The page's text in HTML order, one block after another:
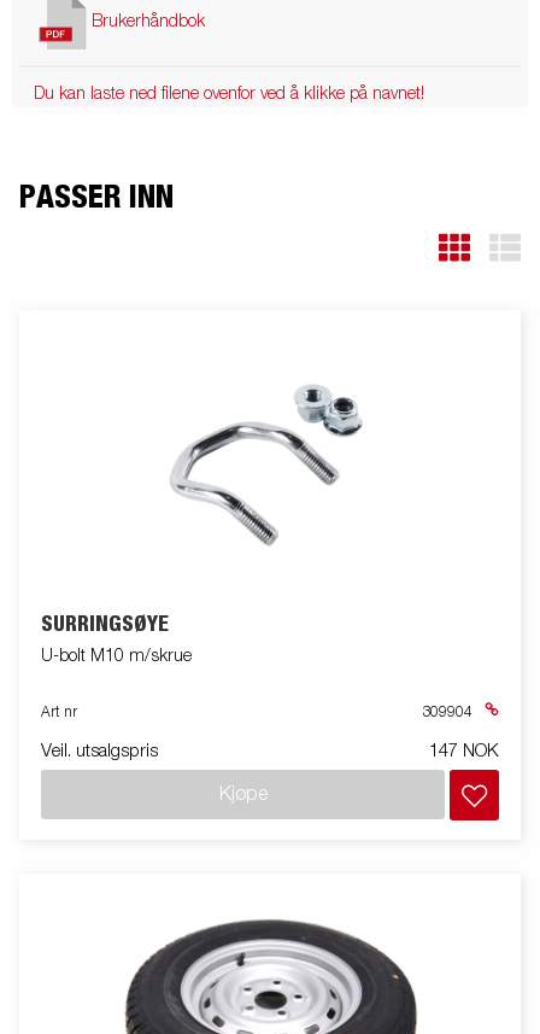
Brukerhåndbok
Du kan laste ned filene ovenfor ved å klikke på navnet!
PASSER INN
SURRINGSØYE
U-bolt M10 m/skrue
Art nr 309904
Veil. utsalgspris 147 NOK
Kjøpe